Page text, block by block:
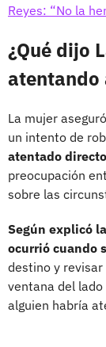
Reyes: “No la
¿Qué dijo
atentando
La mujer
un intento de
atentado
preocupación
sobre las
Según explicó
ocurrió cuando
destino y
ventana del
alguien habría